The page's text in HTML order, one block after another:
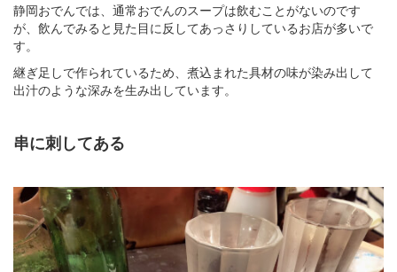
静岡おでんでは、通常おでんのスープは飲むことがないのです
が、飲んでみると見た目に反してあっさりしているお店が多いで
す。
継ぎ足しで作られているため、煮込まれた具材の味が染み出して
出汁のような深みを生み出しています。
串に刺してある